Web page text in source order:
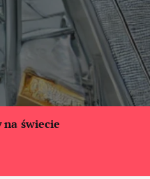
na świecie